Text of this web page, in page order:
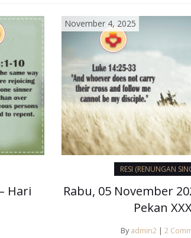
Hari
November 4, 2025
RESI (RENUNGAN
Rabu, 05 November
Pekan
By admin2 | 2